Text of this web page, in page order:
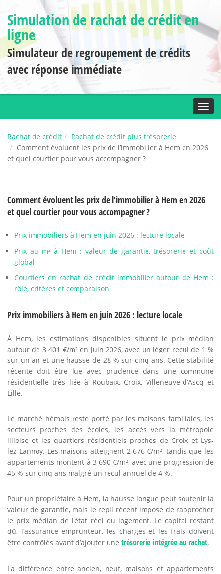
Simulation de rachat de crédit en
ligne
Simulateur de regroupement de crédits
avec réponse immédiate
Rachat de crédit
Rachat de crédit plus trésorerie
Comment évoluent les prix de l’immobilier à Hem en 2026
et quel courtier pour vous accompagner ?
Comment évoluent les prix de l’immobilier à Hem en 2026
et quel courtier pour vous accompagner ?
Prix immobiliers à Hem en juin 2026 : lecture locale
Prix au m² à Hem : valeur de garantie, trésorerie et coût
global
Courtiers en rachat de crédit immobilier autour de Hem :
rôle, critères et comparaison
Prix immobiliers à Hem en juin 2026 : lecture locale
À Hem, les estimations disponibles situent le prix médian
autour de 3 401 €/m² en juin 2026, avec un léger recul de 1 %
sur un an et une hausse de 28 % sur cinq ans. Cette stabilité
récente doit être lue avec prudence dans une commune
résidentielle très liée à Roubaix, Croix, Villeneuve-d’Ascq et
Lille.
Le marché hémois reste porté par les maisons familiales, les
secteurs proches des écoles, les accès vers la métropole
lilloise et les quartiers résidentiels proches de Croix et Lys-
lez-Lannoy. Les maisons atteignent 2 676 €/m², tandis que les
appartements montent à 3 690 €/m², avec une progression de
45 % sur cinq ans malgré un recul annuel de 4 %.
Pour un propriétaire à Hem, la hausse longue peut soutenir la
valeur de garantie, mais le repli récent impose de rapprocher
le prix médian de l’état réel du logement. Le capital restant
dû, l’assurance emprunteur, les charges et les frais doivent
être contrôlés avant d’ajouter une trésorerie intégrée au rachat.
La différence entre ancien, neuf, maisons et appartements